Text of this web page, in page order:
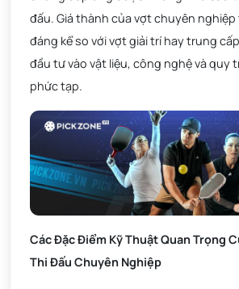
đấu. Giá thành của vợt chuyên
đáng kể so với vợt giải trí hay trung
đầu tư vào vật liệu, công nghệ và quy
phức tạp.
Các Đặc Điểm Kỹ Thuật Quan Trọng
Thi Đấu Chuyên Nghiệp